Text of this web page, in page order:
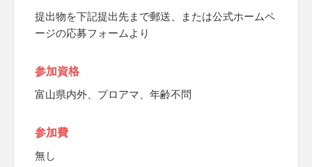
提出物を下記提出先まで郵送、または公式ホームペ
ージの応募フォームより
参加資格
富山県内外、プロアマ、年齢不問
参加費
無し